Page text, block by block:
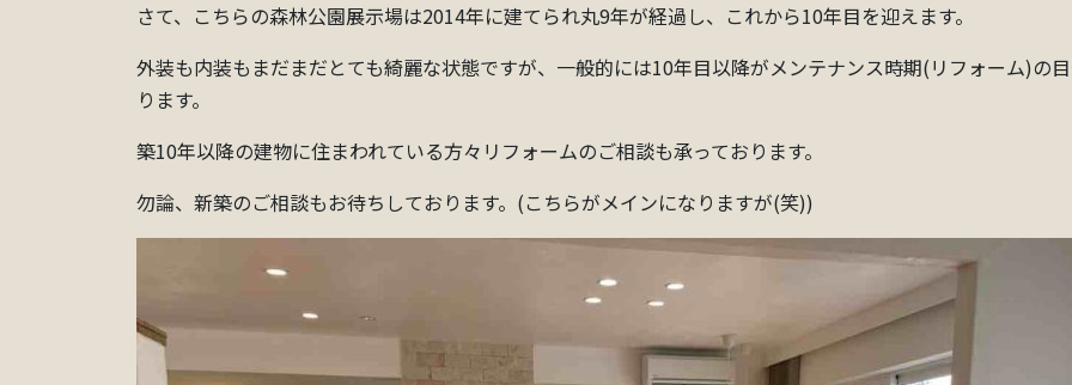
さて、こちらの森林公園展示場は2014年に建てられ丸9年が経過し、これから10年目を迎えます。
外装も内装もまだまだとても綺麗な状態ですが、一般的には10年目以降がメンテナンス時期(リフォーム)の
ります。
築10年以降の建物に住まわれている方々リフォームのご相談も承っております。
勿論、新築のご相談もお待ちしております。(こちらがメインになりますが(笑))